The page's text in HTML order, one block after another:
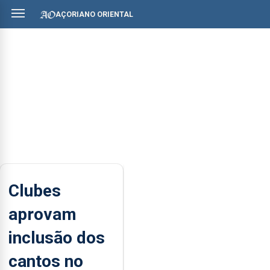
AÇORIANO ORIENTAL
Clubes
aprovam
inclusão dos
cantos no